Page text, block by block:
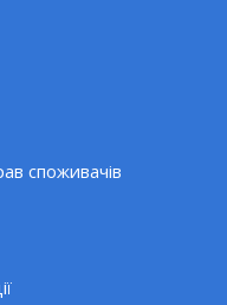
споживачів